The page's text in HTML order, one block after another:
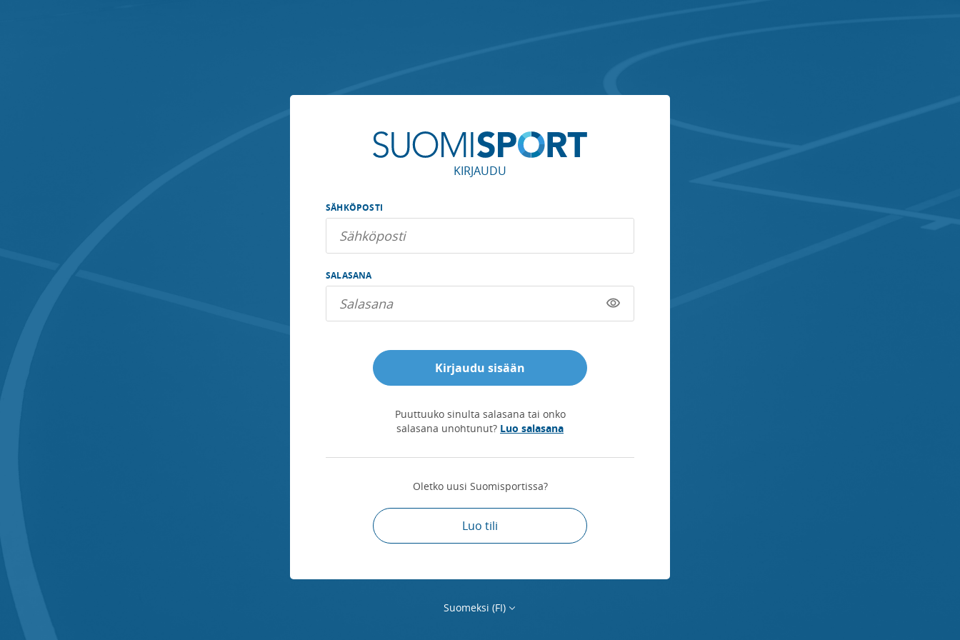
KIRJAUDU
SÄHKÖPOSTI
SALASANA
Kirjaudu sisään
Puuttuuko sinulta salasana tai onko
salasana unohtunut? Luo salasana
Oletko uusi Suomisportissa?
Luo tili
Suomeksi (FI)